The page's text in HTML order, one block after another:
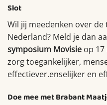
Slot
Wil jij meedenken over
Nederland? Meld je dan
symposium Movisie op
zorg toegankelijker,
effectiever.enselijker en
Doe mee met Brabant